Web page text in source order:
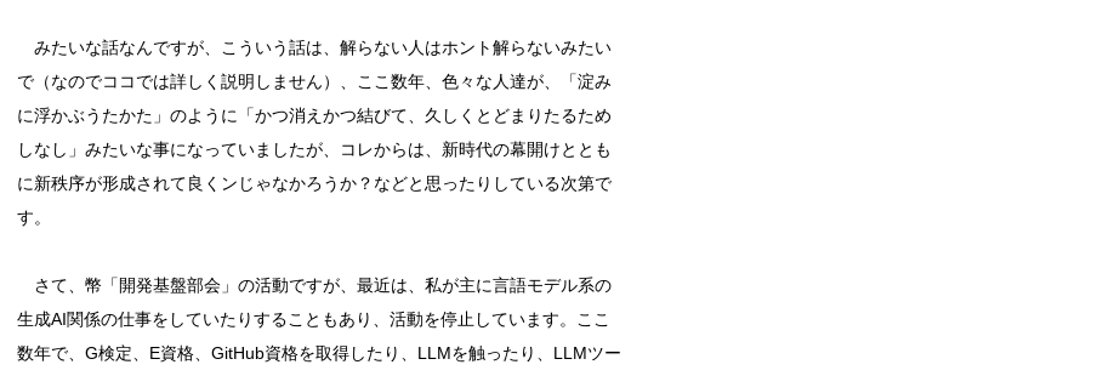
みたいな話なんですが、こういう話は、解らない人はホント解らないみたい
で（なのでココでは詳しく説明しません）、ここ数年、色々な人達が、「淀み
に浮かぶうたかた」のように「かつ消えかつ結びて、久しくとどまりたるため
しなし」みたいな事になっていましたが、コレからは、新時代の幕開けととも
に新秩序が形成されて良くンじゃなかろうか？などと思ったりしている次第で
す。
さて、幣「開発基盤部会」の活動ですが、最近は、私が主に言語モデル系の
生成AI関係の仕事をしていたりすることもあり、活動を停止しています。ここ
数年で、G検定、E資格、GitHub資格を取得したり、LLMを触ったり、LLMツー